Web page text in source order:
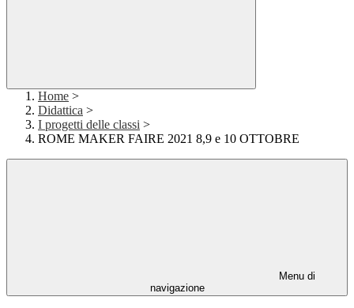
Home >
Didattica >
I progetti delle classi >
ROME MAKER FAIRE 2021 8,9 e 10 OTTOBRE
Menu di
navigazione